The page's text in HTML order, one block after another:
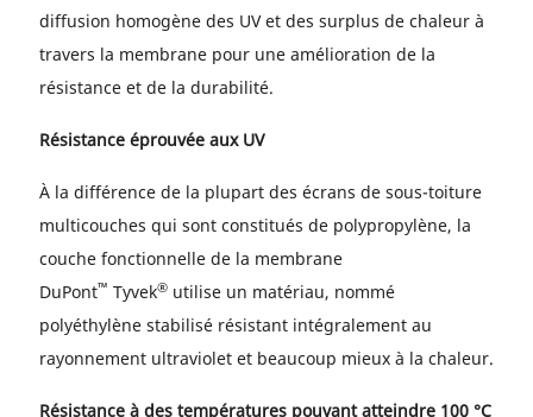
diffusion homogène des UV et des surplus de chaleur à
travers la membrane pour une amélioration de la
résistance et de la durabilité.
Résistance éprouvée aux UV
À la différence de la plupart des écrans de sous-toiture
multicouches qui sont constitués de polypropylène, la
couche fonctionnelle de la membrane
DuPont™ Tyvek® utilise un matériau, nommé
polyéthylène stabilisé résistant intégralement au
rayonnement ultraviolet et beaucoup mieux à la chaleur.
Résistance à des températures pouvant atteindre 100 °C